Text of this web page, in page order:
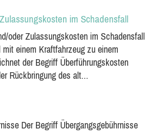
im Schadensfall
oder Zulassungskosten im Schadensfall
einem Kraftfahrzeug zu einem
der Begriff Überführungskosten
Rückbringung des alt...
Der Begriff Übergangsgebührnisse